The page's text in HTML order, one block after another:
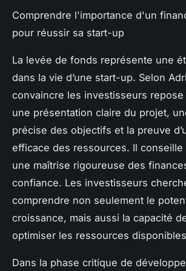
Comprendre l'importance d'un
pour réussir sa start-up
La levée de fonds représente une
dans la vie d’une start-up. Selon
convaincre les investisseurs
une présentation claire du projet,
précise des objectifs et la preuve
efficace des ressources. Il
une maîtrise rigoureuse des
confiance. Les investisseurs
comprendre non seulement le
croissance, mais aussi la capacité
optimiser les ressources
Dans la phase critique de